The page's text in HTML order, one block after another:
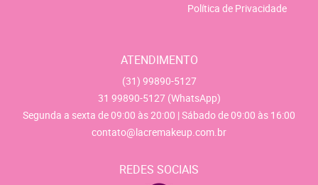
Política de Privacidade
ATENDIMENTO
(31) 99890-5127
31 99890-5127 (WhatsApp)
Segunda a sexta de 09:00 às 20:00 | Sábado de 09:00 às 16:00
contato@lacremakeup.com.br
REDES SOCIAIS